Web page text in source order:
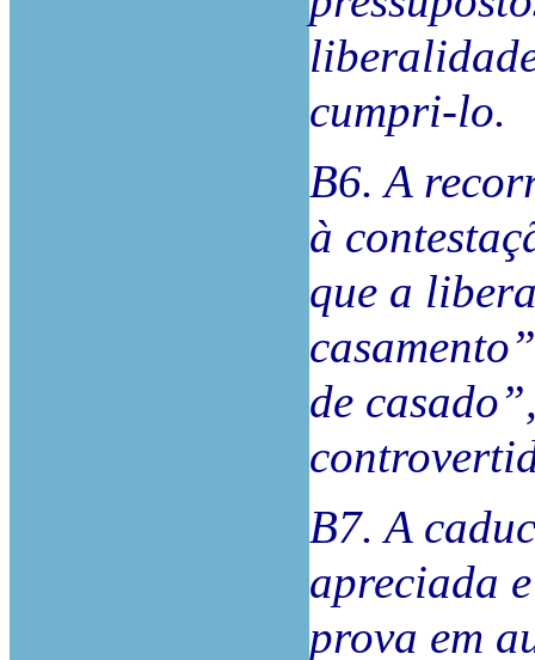
cumpri-lo.
B6. A
à
que a
de
B7. A
apreciada
prova em